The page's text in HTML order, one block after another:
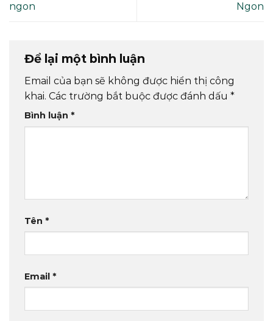
ngon
Ngon
Để lại một bình luận
Email của bạn sẽ không được hiển thị công
khai. Các trường bắt buộc được đánh dấu *
Bình luận *
Tên *
Email *